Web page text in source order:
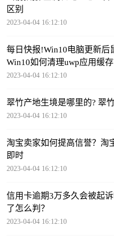
区别
2023-04-04 16:12:10
每日快报!Win10电脑更新后
Win10如何清理uwp应用缓存
2023-04-04 16:12:10
翠竹产
2023-04-04 16:12:10
淘宝卖家如何提高信誉？淘
即时
2023-04-04 16:12:10
信用卡逾期3万多久会被起
了怎么判？
2023-04-04 16:12:10